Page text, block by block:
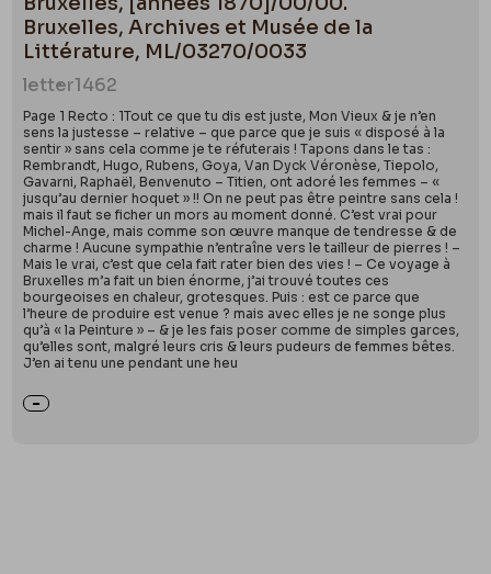
Bruxelles, Archives et Musée de la
Littérature, ML/03270/0033
letter1462
Page 1 Recto : 1Tout ce que tu dis est juste, Mon Vieux & je n’en
sens la justesse – relative – que parce que je suis « disposé à la
sentir » sans cela comme je te réfuterais ! Tapons dans le tas :
Rembrandt, Hugo, Rubens, Goya, Van Dyck Véronèse, Tiepolo,
Gavarni, Raphaël, Benvenuto – Titien, ont adoré les femmes – «
jusqu’au dernier hoquet » !! On ne peut pas être peintre sans cela !
mais il faut se ficher un mors au moment donné. C’est vrai pour
Michel-Ange, mais comme son œuvre manque de tendresse & de
charme ! Aucune sympathie n’entraîne vers le tailleur de pierres ! –
Mais le vrai, c’est que cela fait rater bien des vies ! – Ce voyage à
Bruxelles m’a fait un bien énorme, j’ai trouvé toutes ces
bourgeoises en chaleur, grotesques. Puis : est ce parce que
l’heure de produire est venue ? mais avec elles je ne songe plus
qu’à « la Peinture » – & je les fais poser comme de simples garces,
qu’elles sont, malgré leurs cris & leurs pudeurs de femmes bêtes.
J’en ai tenu une pendant une heu